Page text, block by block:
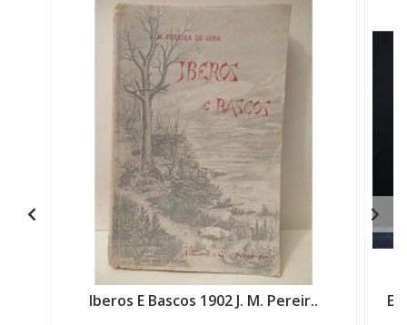
Iberos E Bascos 1902 J. M. Pereir..